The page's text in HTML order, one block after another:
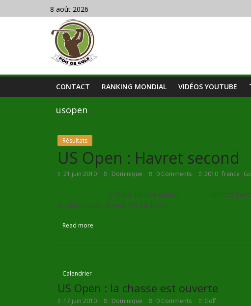
8 août 2026
CONTACT RANKING MONDIAL VIDÉOS YOUTUBE
usopen
Résultats
US Open : Havret second
21 juin 2010 Dominique 0 Comments 2010, france,
a réussi un formidable en
et deux coups devant Phl Mickels [...]
Read more
Calendrier
US Open : la chasse est ouverte
17 juin 2010 Dominique 0 Comments Golf,